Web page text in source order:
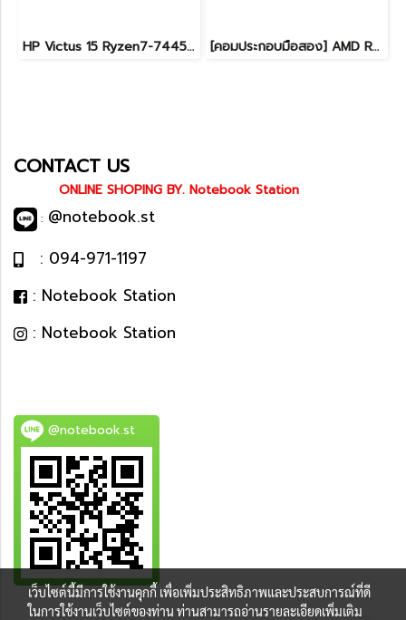
HP Victus 15 Ryzen7-7445HS RTX4050(6GB) Ram16 SSD512GB จอ15.6 FHD 144Hz เกมมิ่งสเปคสูง มีประกันศูนย์ เพียง 26,900.- [คอมประกอบมือสอง] AMD Ryzen5-7500F / RTX-4060Ti(8GB) / 16B(8GBx2) DDR5 5600MHz / 1TB SSD M.2 / ASUS PRIME A620M-K / SUPER FLOWER ZILLION 650W 80 PLUS BRONZE สเปคสูง พร้อมใช้งานในราาสุดคุ้มเพียง 24,990.-
CONTACT US
ONLINE SHOPING BY. Notebook Station
: @notebook.st
: 094-971-1197
: Notebook Station
: Notebook Station
@notebook.st
BEST DEAL
เว็บไซต์นี้มีการใช้งานคุกกี้ เพื่อเพิ่มประสิทธิภาพและประสบการณ์ที่ดี
ในการใช้งานเว็บไซต์ของท่าน ท่านสามารถอ่านรายละเอียดเพิ่มเติม